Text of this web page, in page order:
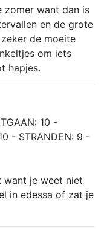
zomer want dan is
en de grote
de moeite
om iets
hapjes.
10 -
- STRANDEN: 9 -
want je weet niet
in edessa of zat je